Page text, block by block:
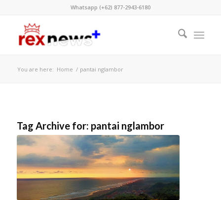
Whatsapp (+62) 877-2943-6180
You are here: Home / pantai nglambor
Tag Archive for: pantai nglambor